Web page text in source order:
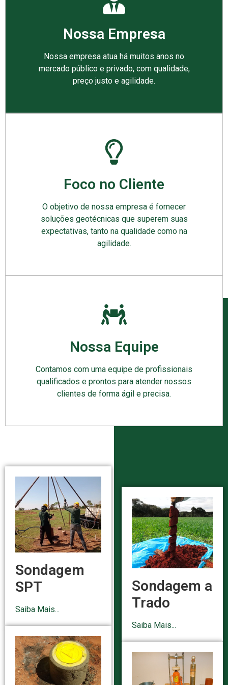
Nossa Empresa
Nossa empresa atua há muitos anos no
mercado público e privado, com qualidade,
preço justo e agilidade.
Foco no Cliente
O objetivo de nossa empresa é fornecer
soluções geotécnicas que superem suas
expectativas, tanto na qualidade como na
agilidade.
Nossa Equipe
Contamos com uma equipe de profissionais
qualificados e prontos para atender nossos
clientes de forma ágil e precisa.
Sondagem
SPT
Saiba Mais...
Sondagem a
Trado
Saiba Mais...